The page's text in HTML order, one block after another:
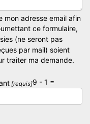
mon adresse email afin
ce formulaire,
(ne seront pas
par mail) soient
traiter ma demande.
9 - 1 =